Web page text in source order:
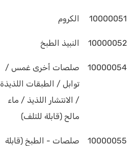
10000051 الكروم
10000052 النبيذ الطبخ
10000054
صلصات أخرى غمس /
توابل / الطبقات اللذيذة
/ الانتشار اللذيذ / ماء
مالح (قابلة للتلف)
10000055
صلصات - الطبخ (قابلة